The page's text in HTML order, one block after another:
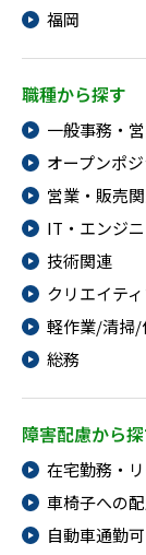
福岡
職種から探す
一般事務・
オープンポ
営業・販売
IT・エンジ
技術関連
クリエイテ
軽作業/清掃/
総務
障害配慮から
在宅勤務・
車椅子への
自動車通勤可